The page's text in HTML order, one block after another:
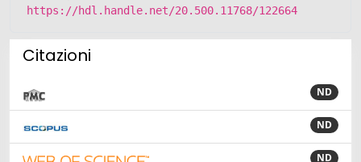
https://hdl.handle.net/20.500.11768/122664
Citazioni
ND
ND
ND